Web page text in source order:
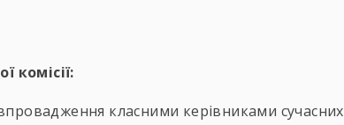
комісії:
класними керівниками сучасних